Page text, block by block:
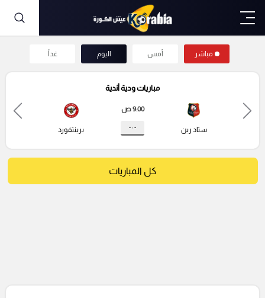
مباشر أمس اليوم غداً
مباريات ودية أندية
ستاد رين
9:00 ص
- : - برينتفورد
كل المباريات